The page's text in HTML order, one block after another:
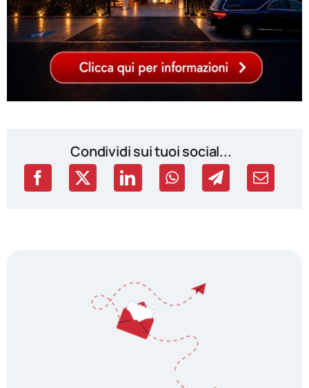
Condividi sui tuoi social...